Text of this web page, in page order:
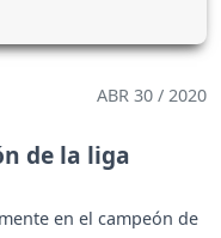
ABR 30 / 2020
de la liga
en el campeón de